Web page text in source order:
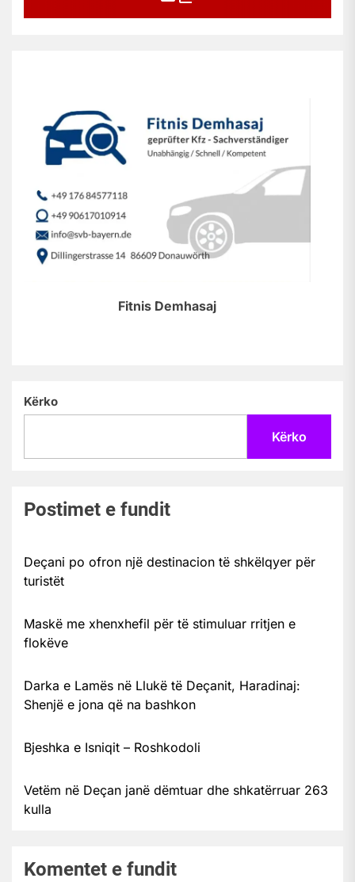
Fitnis Demhasaj
Kërko
Kërko
Postimet e fundit
Deçani po ofron një destinacion të shkëlqyer për
turistët
Maskë me xhenxhefil për të stimuluar rritjen e
flokëve
Darka e Lamës në Llukë të Deçanit, Haradinaj:
Shenjë e jona që na bashkon
Bjeshka e Isniqit – Roshkodoli
Vetëm në Deçan janë dëmtuar dhe shkatërruar 263
kulla
Komentet e fundit